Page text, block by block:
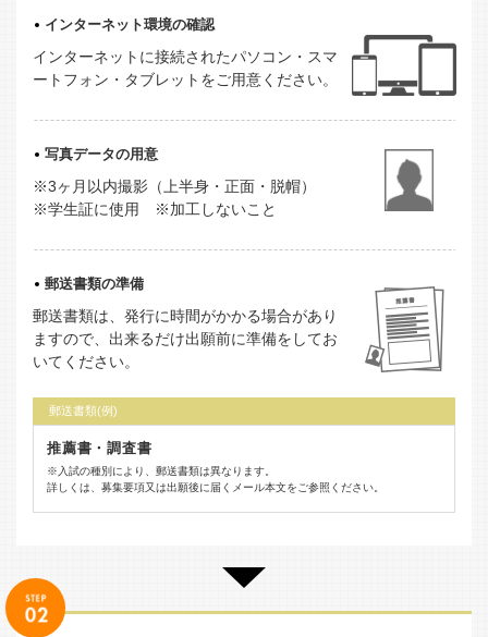
インターネット環境の確認
インターネットに接続されたパソコン・スマ
ートフォン・タブレットをご用意ください。
写真データの用意
※3ヶ月以内撮影（上半身・正面・脱帽）
※学生証に使用 ※加工しないこと
郵送書類の準備
郵送書類は、発行に時間がかかる場合があり
ますので、出来るだけ出願前に準備をしてお
いてください。
郵送書類(例)
推薦書・調査書
※入試の種別により、郵送書類は異なります。
詳しくは、募集要項又は出願後に届くメール本文をご参照ください。